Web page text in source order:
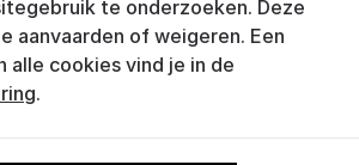
hoogte
te onderzoeken. Deze
aanvaarden of weigeren. Een
alle cookies vind je in de
.